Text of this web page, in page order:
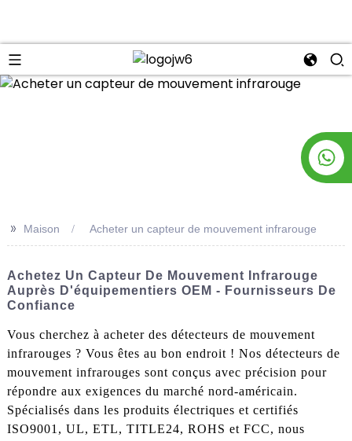
>> Maison Acheter un capteur de mouvement infrarouge
Achetez Un Capteur De Mouvement Infrarouge
Auprès D'équipementiers OEM - Fournisseurs De
Confiance
Vous cherchez à acheter des détecteurs de mouvement
infrarouges ? Vous êtes au bon endroit ! Nos détecteurs de
mouvement infrarouges sont conçus avec précision pour
répondre aux exigences du marché nord-américain.
Spécialisés dans les produits électriques et certifiés
ISO9001, UL, ETL, TITLE24, ROHS et FCC, nous